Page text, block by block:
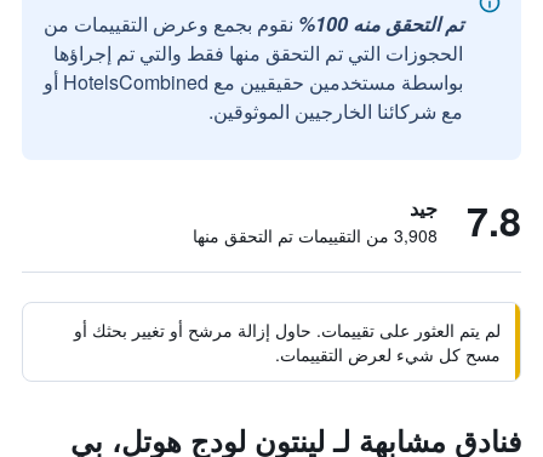
تم التحقق منه 100%
نقوم بجمع وعرض التقييمات من
الحجوزات التي تم التحقق منها فقط والتي تم إجراؤها
بواسطة مستخدمين حقيقيين مع HotelsCombined أو
مع شركائنا الخارجيين الموثوقين.
7.8 جيد
3,908 من التقييمات تم التحقق منها
لم يتم العثور على تقييمات. حاول إزالة مرشح أو تغيير بحثك أو
مسح كل شيء لعرض التقييمات.
فنادق مشابهة لـ لينتون لودج هوتل، بي